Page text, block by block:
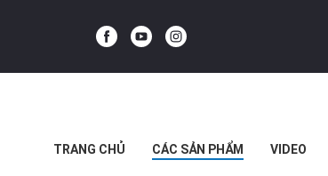
TRANG CHỦ CÁC SẢN PHẨM VIDEO